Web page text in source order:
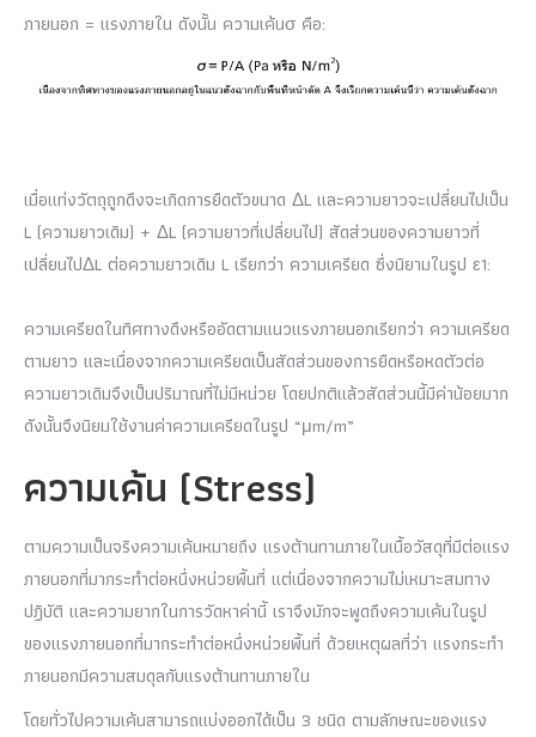
ภายนอก = แรงภายใน ดังนั้น ความเค้นσ คือ:
เมื่อแท่งวัตถุถูกดึงจะเกิดการยืดตัวขนาด ΔL และความยาวจะเปลี่ยนไปเป็น
L (ความยาวเดิม) + ΔL (ความยาวที่เปลี่ยนไป) สัดส่วนของความยาวที่
เปลี่ยนไปΔL ต่อความยาวเดิม L เรียกว่า ความเครียด ซึ่งนิยามในรูป ε1:
ความเครียดในทิศทางดึงหรืออัดตามแนวแรงภายนอกเรียกว่า ความเครียด
ตามยาว และเนื่องจากความเครียดเป็นสัดส่วนของการยืดหรือหดตัวต่อ
ความยาวเดิมจึงเป็นปริมาณที่ไม่มีหน่วย โดยปกติแล้วสัดส่วนนี้มีค่าน้อยมาก
ดังนั้นจึงนิยมใช้งานค่าความเครียดในรูป “μm/m”
ความเค้น (Stress)
ตามความเป็นจริงความเค้นหมายถึง แรงต้านทานภายในเนื้อวัสดุที่มีต่อแรง
ภายนอกที่มากระทำต่อหนึ่งหน่วยพื้นที่ แต่เนื่องจากความไม่เหมาะสมทาง
ปฏิบัติ และความยากในการวัดหาค่านี้ เราจึงมักจะพูดถึงความเค้นในรูป
ของแรงภายนอกที่มากระทำต่อหนึ่งหน่วยพื้นที่ ด้วยเหตุผลที่ว่า แรงกระทำ
ภายนอกมีความสมดุลกับแรงต้านทานภายใน
โดยทั่วไปความเค้นสามารถแบ่งออกได้เป็น 3 ชนิด ตามลักษณะของแรง